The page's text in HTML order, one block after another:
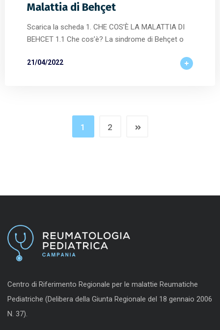
Malattia di Behçet
Scarica la scheda 1. CHE COS’È LA MALATTIA DI
BEHCET 1.1 Che cos’è? La sindrome di Behçet o
21/04/2022
1 2
Centro di Riferimento Regionale per le malattie Reumatiche
Pediatriche (Delibera della Giunta Regionale del 18 gennaio 2006
N. 37).